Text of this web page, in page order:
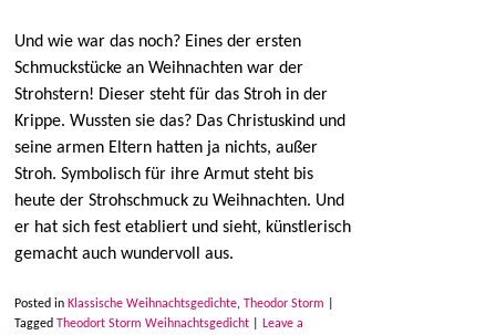
Und wie war das noch? Eines der ersten
Schmuckstücke an Weihnachten war der
Strohstern! Dieser steht für das Stroh in der
Krippe. Wussten sie das? Das Christuskind und
seine armen Eltern hatten ja nichts, außer
Stroh. Symbolisch für ihre Armut steht bis
heute der Strohschmuck zu Weihnachten. Und
er hat sich fest etabliert und sieht, künstlerisch
gemacht auch wundervoll aus.
Posted in Klassische Weihnachtsgedichte, Theodor Storm
Tagged Theodort Storm Weihnachtsgedicht
Leave a